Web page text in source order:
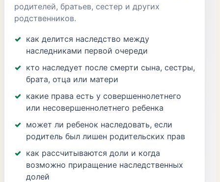
родителей, братьев, сестер и других
родственников.
как делится наследство между
наследниками первой очереди
кто наследует после смерти сына, сестры,
брата, отца или матери
какие права есть у совершеннолетнего
или несовершеннолетнего ребенка
может ли ребенок наследовать, если
родитель был лишен родительских прав
как рассчитываются доли и когда
возможно приращение наследственных
долей